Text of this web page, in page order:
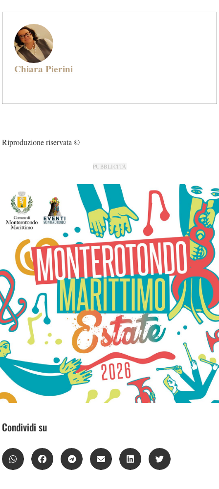
Chiara Pierini
Riproduzione riservata ©
PUBBLICITÀ
Condividi su